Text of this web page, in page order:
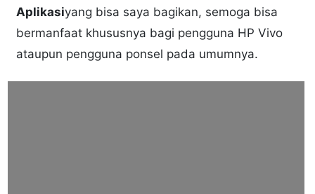
Aplikasiyang bisa saya bagikan, semoga bisa
bermanfaat khususnya bagi pengguna HP Vivo
ataupun pengguna ponsel pada umumnya.